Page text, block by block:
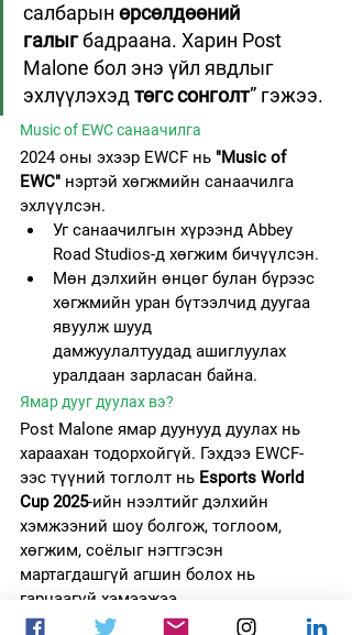
салбарын өрсөлдөөний
галыг бадраана. Харин Post
Malone бол энэ үйл явдлыг
эхлүүлэхэд төгс сонголт” гэжээ.
Music of EWC санаачилга
2024 оны эхээр EWCF нь "Music of
EWC" нэртэй хөгжмийн санаачилга
эхлүүлсэн.
Уг санаачилгын хүрээнд Abbey
Road Studios-д хөгжим бичүүлсэн.
Мөн дэлхийн өнцөг булан бүрээс
хөгжмийн уран бүтээлчид дуугаа
явуулж шууд
дамжуулалтуудад ашиглуулах
уралдаан зарласан байна.
Ямар дууг дуулах вэ?
Post Malone ямар дуунууд дуулах нь
хараахан тодорхойгүй. Гэхдээ EWCF-
ээс түүний тоглолт нь Esports World
Cup 2025-ийн нээлтийг дэлхийн
хэмжээний шоу болгож, тоглоом,
хөгжим, соёлыг нэгтгэсэн
мартагдашгүй агшин болох нь
гарцаагүй хэмээжээ.
Esports World Cup 2025Esports World Cup